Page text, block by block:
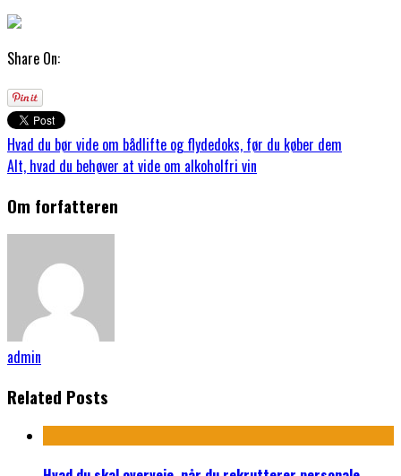
Share On:
Hvad du bør vide om bådlifte og flydedoks, før du køber dem
Alt, hvad du behøver at vide om alkoholfri vin
Om forfatteren
admin
Related Posts